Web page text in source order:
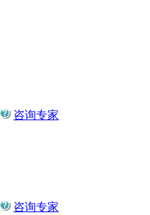
咨询专家
咨询专家